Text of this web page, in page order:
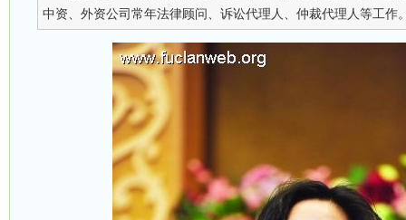
中资、外资公司常年法律顾问、诉讼代理人、仲裁代理人等工作